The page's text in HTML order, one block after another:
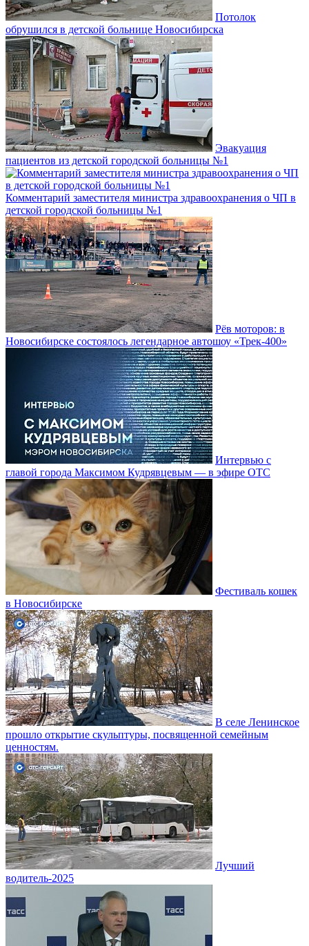
Потолок
обрушился в детской больнице Новосибирска
Эвакуация
пациентов из детской городской больницы №1
Комментарий заместителя министра здравоохранения о ЧП в
детской городской больницы №1
Рёв моторов: в
Новосибирске состоялось легендарное автошоу «Трек-400»
Интервью с
главой города Максимом Кудрявцевым — в эфире ОТС
Фестиваль кошек
в Новосибирске
В селе Ленинское
прошло открытие скульптуры, посвященной семейным
ценностям.
Лучший
водитель-2025